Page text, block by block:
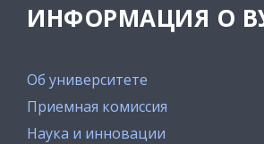
ИНФОРМАЦИЯ О
Об университете
Приемная комиссия
Наука и инновации